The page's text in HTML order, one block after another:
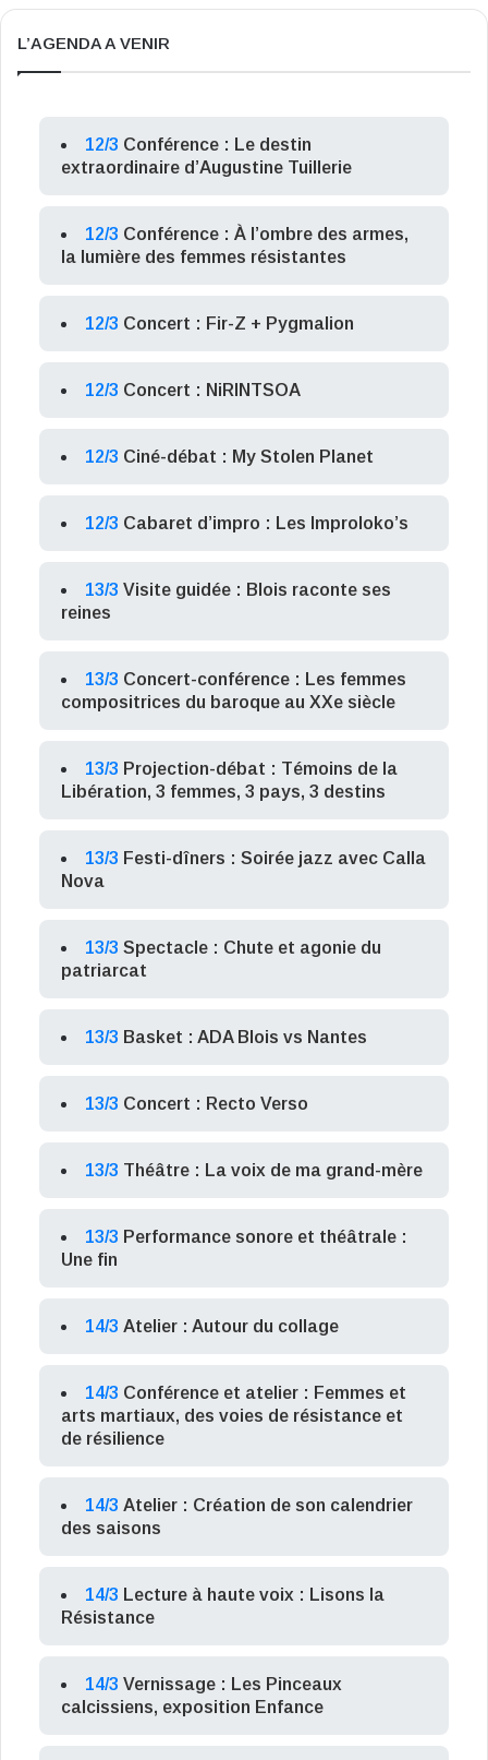
L’AGENDA A VENIR
12/3 Conférence : Le destin
extraordinaire d’Augustine Tuillerie
12/3 Conférence : À l’ombre des armes,
la lumière des femmes résistantes
12/3 Concert : Fir-Z + Pygmalion
12/3 Concert : NiRINTSOA
12/3 Ciné-débat : My Stolen Planet
12/3 Cabaret d’impro : Les Improloko’s
13/3 Visite guidée : Blois raconte ses
reines
13/3 Concert-conférence : Les femmes
compositrices du baroque au XXe siècle
13/3 Projection-débat : Témoins de la
Libération, 3 femmes, 3 pays, 3 destins
13/3 Festi-dîners : Soirée jazz avec Calla
Nova
13/3 Spectacle : Chute et agonie du
patriarcat
13/3 Basket : ADA Blois vs Nantes
13/3 Concert : Recto Verso
13/3 Théâtre : La voix de ma grand-mère
13/3 Performance sonore et théâtrale :
Une fin
14/3 Atelier : Autour du collage
14/3 Conférence et atelier : Femmes et
arts martiaux, des voies de résistance et
de résilience
14/3 Atelier : Création de son calendrier
des saisons
14/3 Lecture à haute voix : Lisons la
Résistance
14/3 Vernissage : Les Pinceaux
calcissiens, exposition Enfance